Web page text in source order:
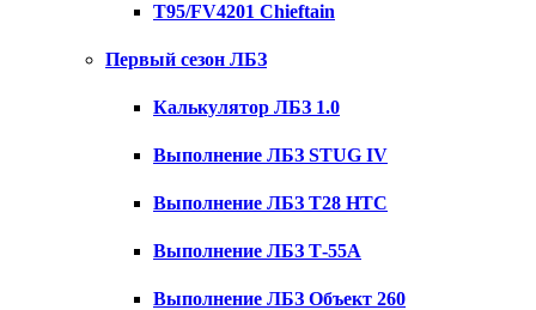
T95/FV4201 Chieftain
Первый сезон ЛБЗ
Калькулятор ЛБЗ 1.0
Выполнение ЛБЗ STUG IV
Выполнение ЛБЗ T28 HTC
Выполнение ЛБЗ Т-55А
Выполнение ЛБЗ Объект 260